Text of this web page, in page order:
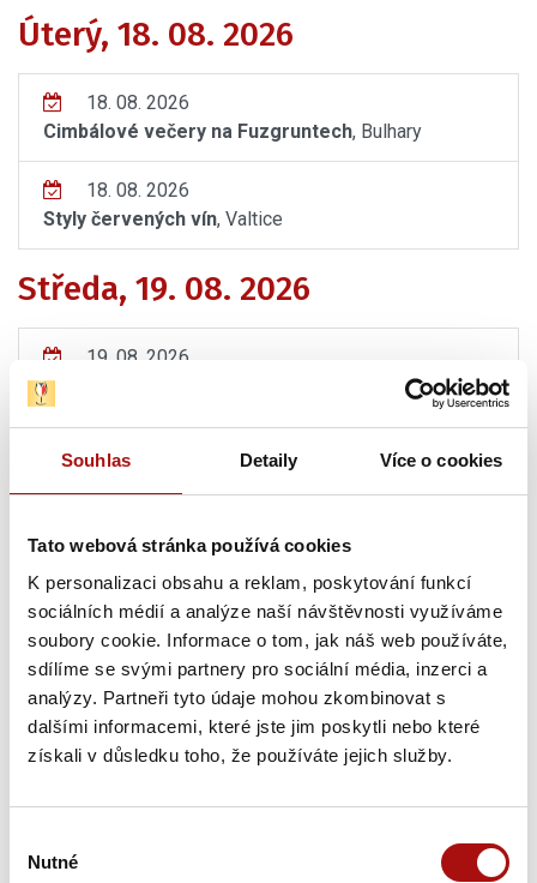
Souhlas Detaily Více o cookies
Tato webová stránka používá cookies
K personalizaci obsahu a reklam, poskytování funkcí
sociálních médií a analýze naší návštěvnosti využíváme
soubory cookie. Informace o tom, jak náš web používáte,
sdílíme se svými partnery pro sociální média, inzerci a
analýzy. Partneři tyto údaje mohou zkombinovat s
dalšími informacemi, které jste jim poskytli nebo které
získali v důsledku toho, že používáte jejich služby.
souhlasu
Nutné
Úterý, 18. 08. 2026
18. 08. 2026
Cimbálové večery na Fuzgruntech, Bulhary
18. 08. 2026
Styly červených vín, Valtice
Středa, 19. 08. 2026
19. 08. 2026
Exkurze ve Vinařství Fučík
Degustační středa ve Vinařství Fučík
, Mikulov
19. 08. 2026
Mikulecké búdy s průvodcem
19. 08. 2026
Pravidelné letní degustace vín s prohlídkou
Vinařství Lahofer, Dobšice
Čtvrtek, 20. 08. 2026
VALTICE